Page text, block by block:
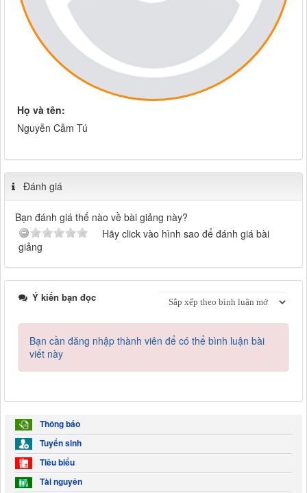
Họ và tên:
Nguyễn Cẫm Tú
Đánh giá
Bạn đánh giá thế nào về bài giảng này?
Hãy click vào hình sao để đánh giá bài
giảng
Ý kiến bạn đọc
Bạn cần đăng nhập thành viên để có thể bình luận bài
viết này
Thông báo
Tuyển sinh
Tiêu biểu
Tài nguyên